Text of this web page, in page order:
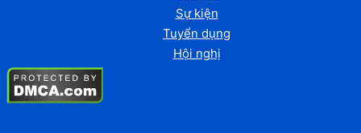
Sự kiện
Tuyển dụng
Hội nghị